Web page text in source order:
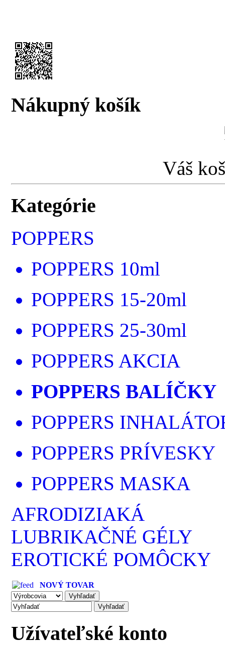
Nákupný košík
Váš
Kategórie
POPPERS
POPPERS 10ml
POPPERS 15-20ml
POPPERS 25-30ml
POPPERS AKCIA
POPPERS BALÍČKY
POPPERS
POPPERS PRÍVESKY
POPPERS MASKA
AFRODIZIAKÁ
LUBRIKAČNÉ GÉLY
EROTICKÉ POMÔCKY
NOVÝ TOVAR
Užívateľské konto